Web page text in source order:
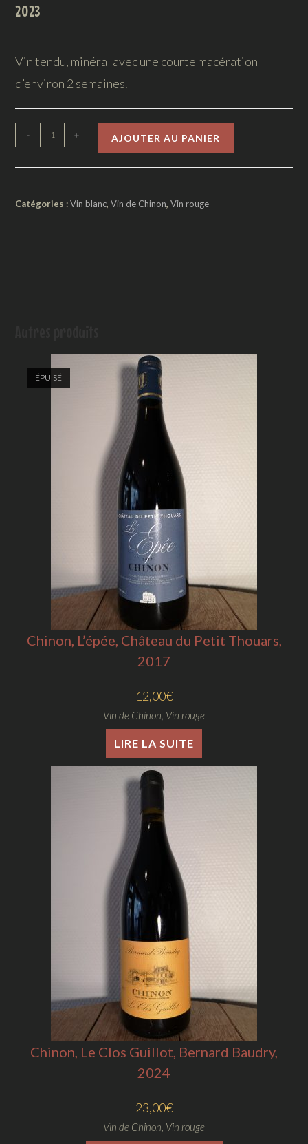
2023
Vin tendu, minéral avec une courte macération
d’environ 2 semaines.
- + AJOUTER AU PANIER
Catégories :Vin blanc,Vin de Chinon,Vin rouge
ÉPUISÉ
Chinon, L’épée, Château du Petit Thouars,
2017
12,00€
Vin de Chinon Vin rouge
LIRE LA SUITE
Chinon, Le Clos Guillot, Bernard Baudry,
2024
23,00€
Vin de Chinon, Vin rouge